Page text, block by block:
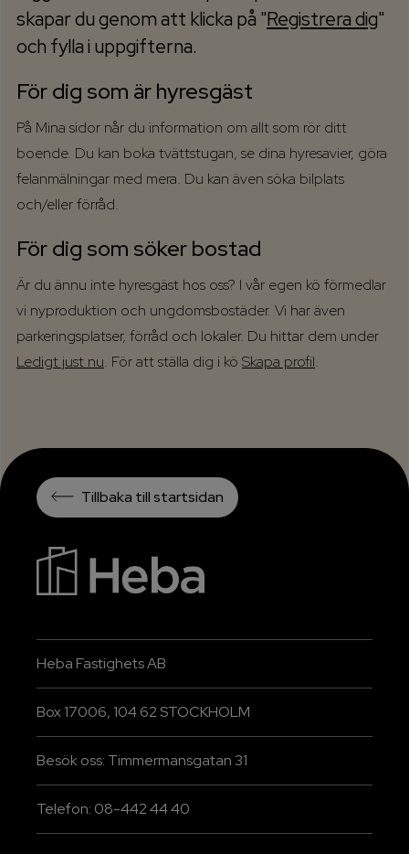
skapar du genom att klicka på "Registrera dig"
och fylla i uppgifterna.
För dig som är hyresgäst
På Mina sidor når du information om allt som rör ditt
boende. Du kan boka tvättstugan, se dina hyresavier, göra
felanmälningar med mera. Du kan även söka bilplats
och/eller förråd.
För dig som söker bostad
Är du ännu inte hyresgäst hos oss? I vår egen kö förmedlar
vi nyproduktion och ungdomsbostäder. Vi har även
parkeringsplatser, förråd och lokaler. Du hittar dem under
Ledigt just nu. För att ställa dig i kö Skapa profil.
Tillbaka till startsidan
Heba Fastighets AB
Box 17006, 104 62 STOCKHOLM
Besök oss: Timmermansgatan 31
Telefon: 08-442 44 40